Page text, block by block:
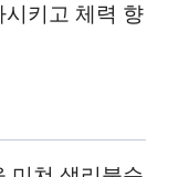
키고 체력 향